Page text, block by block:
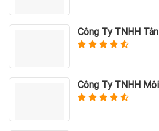
Công Ty TNHH
Công Ty TNHH